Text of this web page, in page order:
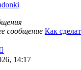
сообщение Как
к
14:17